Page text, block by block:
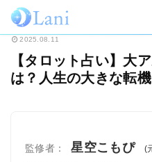
ホーム 未分類 【タロット占い
2025.08.11
【タロット占い】大
は？人生の大きな転
監修者： 星空こもぴ
(